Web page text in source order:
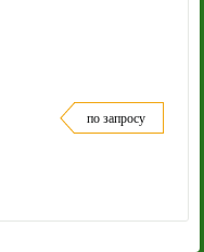
по запросу